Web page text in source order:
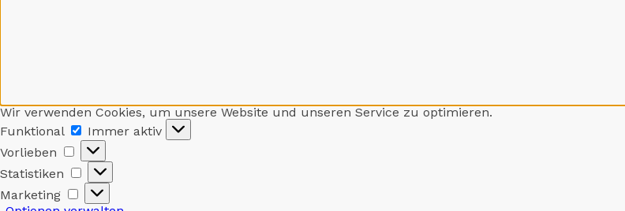
Wir verwenden Cookies, um unsere Website und unseren Service zu optimieren.
Funktional
Immer aktiv
Vorlieben
Vorlieben
Statistiken Statistiken
Marketing Marketing